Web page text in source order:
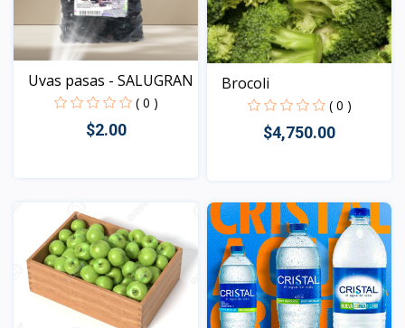
Uvas pasas - SALUGRAN
( 0 )
$2.00
Brocoli
( 0 )
$4,750.00
Vista